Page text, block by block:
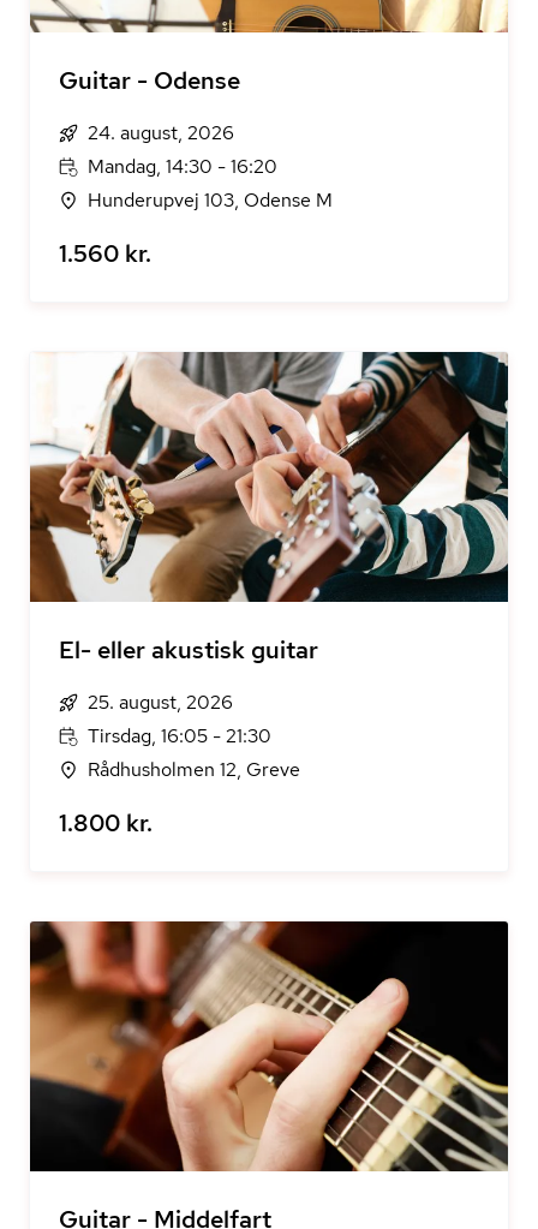
Guitar - Odense
24. august, 2026
Mandag, 14:30 - 16:20
Hunderupvej 103, Odense M
1.560 kr.
El- eller akustisk guitar
25. august, 2026
Tirsdag, 16:05 - 21:30
Rådhusholmen 12, Greve
1.800 kr.
Guitar - Middelfart